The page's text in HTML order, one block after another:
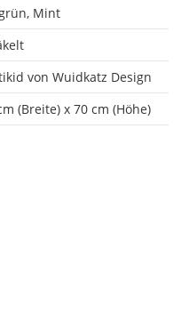
Mint
von Wuidkatz Design
(Breite) x 70 cm (Höhe)